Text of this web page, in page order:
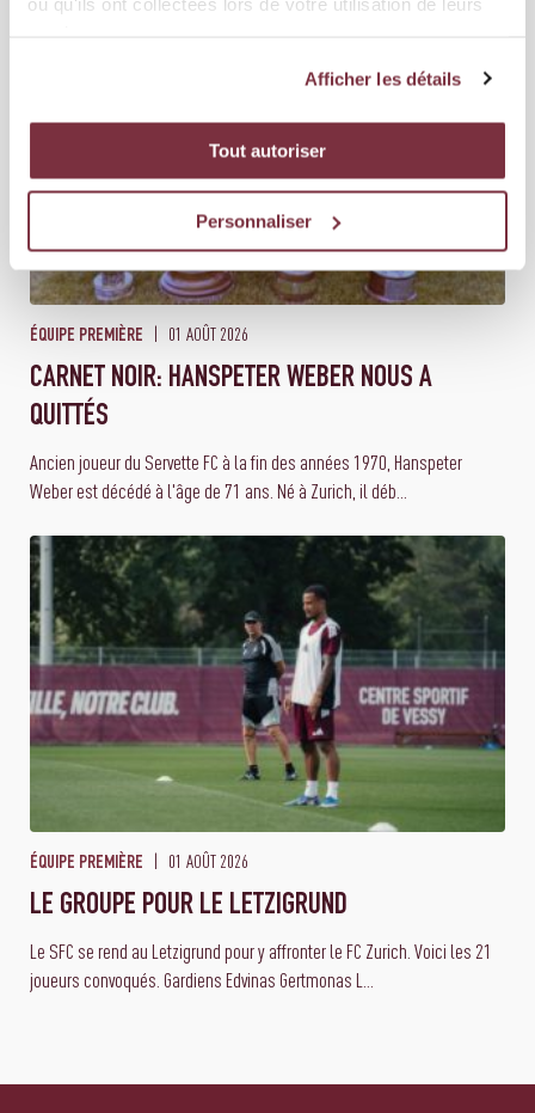
Afficher les détails
Tout autoriser
Personnaliser
ÉQUIPE PREMIÈRE 01 AOÛT 2026
CARNET NOIR: HANSPETER WEBER NOUS A
QUITTÉS
Ancien joueur du Servette FC à la fin des années 1970, Hanspeter
Weber est décédé à l'âge de 71 ans. Né à Zurich, il déb...
ÉQUIPE PREMIÈRE 01 AOÛT 2026
LE GROUPE POUR LE LETZIGRUND
Le SFC se rend au Letzigrund pour y affronter le FC Zurich. Voici les 21
joueurs convoqués. Gardiens Edvinas Gertmonas L...